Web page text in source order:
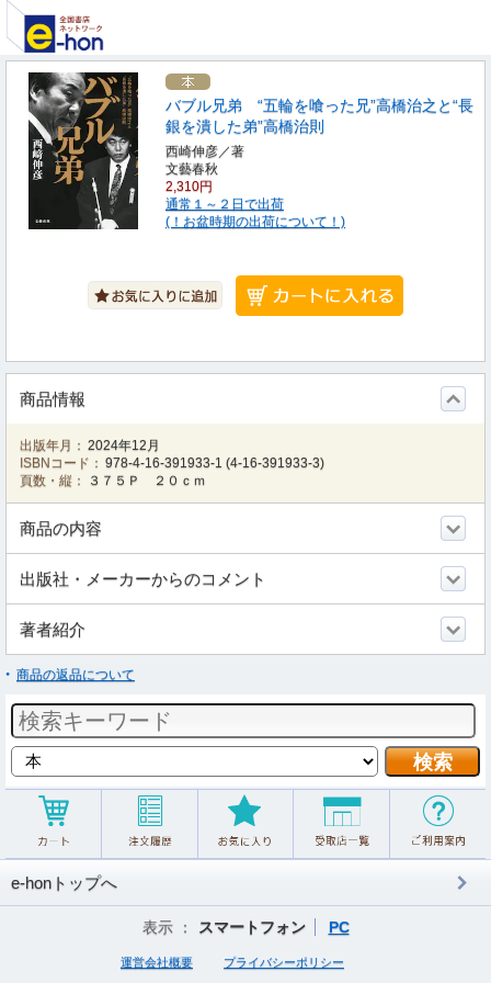
バブル兄弟 “五輪を喰った兄”高橋治之と“長
銀を潰した弟”高橋治則
西崎伸彦／著
文藝春秋
2,310円
通常１～２日で出荷
(！お盆時期の出荷について！)
商品情報
出版年月： 2024年12月
ISBNコード： 978-4-16-391933-1 (4-16-391933-3)
頁数・縦：
３７５Ｐ ２０ｃｍ
商品の内容
出版社・メーカーからのコメント
著者紹介
商品の返品について
e-honトップへ
表示 ： スマートフォン PC
運営会社概要 プライバシーポリシー